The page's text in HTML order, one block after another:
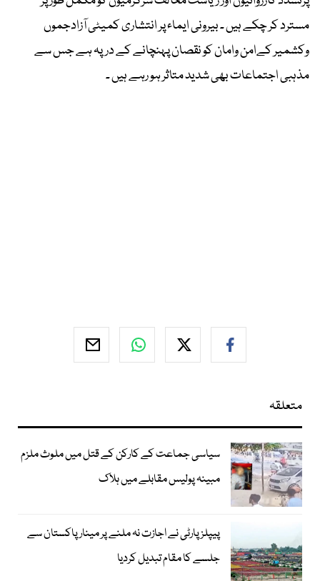
مسترد کر چکے ہیں ۔ بیرونی ایماء پر انتشاری کمیٹی آزادجموں
وکشمیر کےامن وامان کو نقصان پہنچانے کے درپہ ہے جس سے
مذہبی اجتماعات بھی شدید متاثر ہو رہے ہیں ۔
متعلقہ
سیاسی جماعت کے کارکن کے قتل میں ملوث ملزم
مبینہ پولیس مقابلے میں ہلاک
پیپلزپارٹی نے اجازت نہ ملنے پر مینار پاکستان سے
جلسے کا مقام تبدیل کردیا